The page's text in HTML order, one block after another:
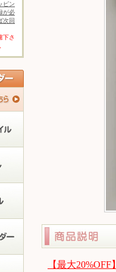
【最大
ピン
が必
次回
下さ